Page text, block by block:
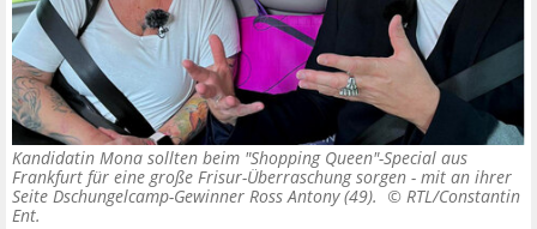
Kandidatin Mona sollten beim "Shopping Queen"-Special aus
Frankfurt für eine große Frisur-Überraschung sorgen - mit an ihrer
Seite Dschungelcamp-Gewinner Ross Antony (49). © RTL/Constantin
Ent.